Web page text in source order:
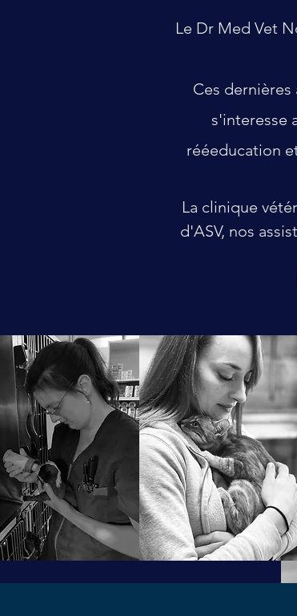
Le Dr Med Vet
Ces
s'interesse
rééeducation
La clinique
d'ASV, nos